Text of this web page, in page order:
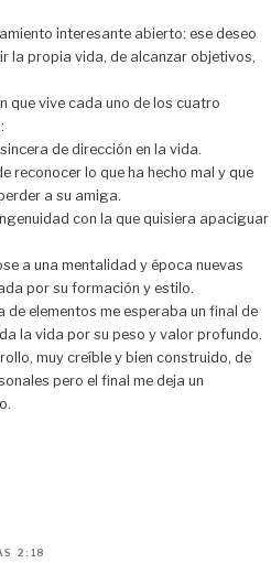
interesante abierto: ese deseo
la propia vida, de alcanzar objetivos,
que vive cada uno de los cuatro
de dirección en la vida.
reconocer lo que ha hecho mal y que
a su amiga.
con la que quisiera apaciguar
a una mentalidad y época nuevas
por su formación y estilo.
de elementos me esperaba un final de
la vida por su peso y valor profundo.
muy creíble y bien construido, de
pero el final me deja un
2:18